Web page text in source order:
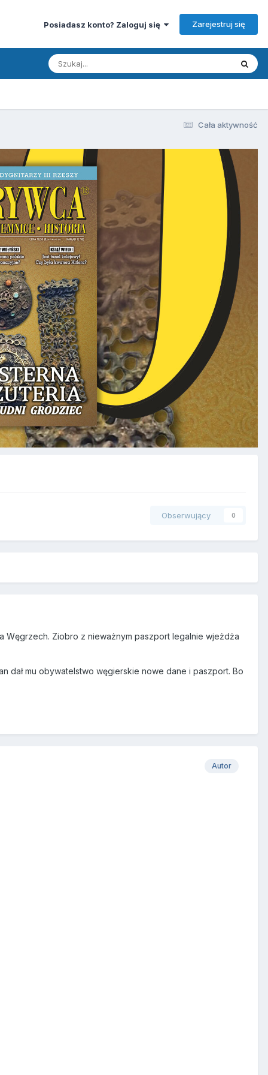
Posiadasz konto? Zaloguj się Zarejestruj się
Cała aktywność
Obserwujący 0
Węgrzech. Ziobro z nieważnym paszport legalnie wjeżdża
dał mu obywatelstwo węgierskie nowe dane i paszport. Bo
Autor